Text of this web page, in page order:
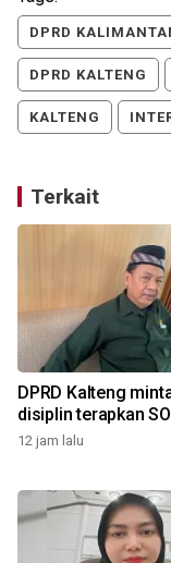
DPRD
DPRD KALTENG
KALTENG
Terkait
DPRD Kalteng
disiplin terapkan
12 jam lalu